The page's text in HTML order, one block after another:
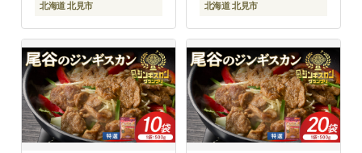
北海道 北見市 北海道 北見市